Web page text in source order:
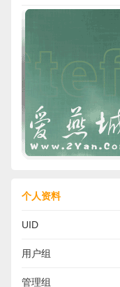
个人资料
UID
用户组
管理组